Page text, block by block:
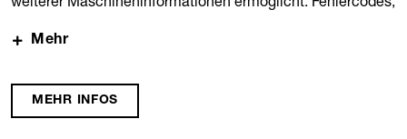
Standortdaten gespeichert und blitzschnell auf Ihr Handy
Maschine oder gleich Ihren ganzen Fuhrpark.
Mehr
MEHR INFOS